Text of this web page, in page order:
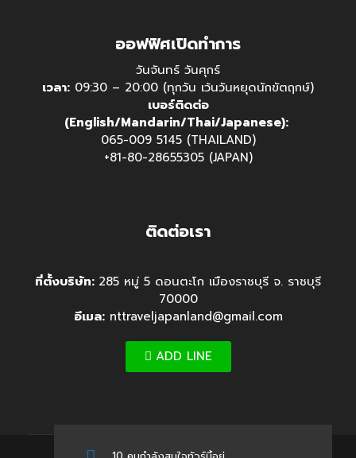
ออฟฟิศเปิดทำการ
วันจันทร์ วันศุกร์
เวลา: 09:30 – 20:00 (ทุกวัน เว้นวันหยุดนักขัตฤกษ์)
เบอร์ติดต่อ
(English/Mandarin/Thai/Japanese):
065-009 5145 (THAILAND)
+81-80-28655305 (JAPAN)
ติดต่อเรา
ที่ตั้งบริษัท: 285 หมู่ 5 ดอนตะโก เมืองราชบุรี จ. ราชบุรี
70000
อีเมล:nttraveljapanland@gmail.com
ADD LINE